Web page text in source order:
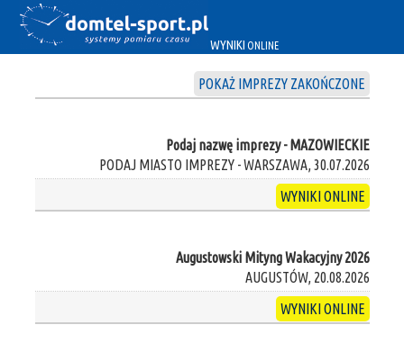
WYNIKI ONLINE
POKAŻ IMPREZY ZAKOŃCZONE
Podaj nazwę imprezy - MAZOWIECKIE
PODAJ MIASTO IMPREZY - WARSZAWA, 30.07.2026
WYNIKI ONLINE
Augustowski Mityng Wakacyjny 2026
AUGUSTÓW, 20.08.2026
WYNIKI ONLINE